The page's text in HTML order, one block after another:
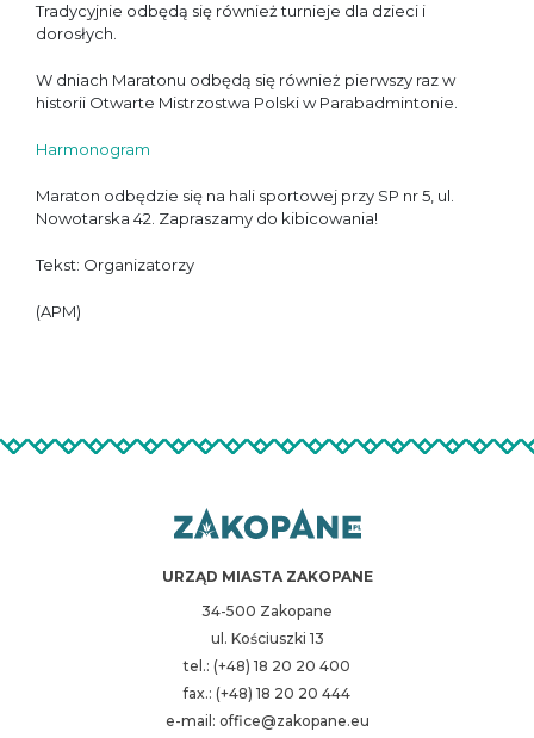
Tradycyjnie odbędą się również turnieje dla dzieci i
dorosłych.
W dniach Maratonu odbędą się również pierwszy raz w
historii Otwarte Mistrzostwa Polski w Parabadmintonie.
Harmonogram
Maraton odbędzie się na hali sportowej przy SP nr 5, ul.
Nowotarska 42. Zapraszamy do kibicowania!
Tekst: Organizatorzy
(APM)
URZĄD MIASTA ZAKOPANE
34-500 Zakopane
ul. Kościuszki 13
tel.: (+48) 18 20 20 400
fax.: (+48) 18 20 20 444
e-mail: office@zakopane.eu